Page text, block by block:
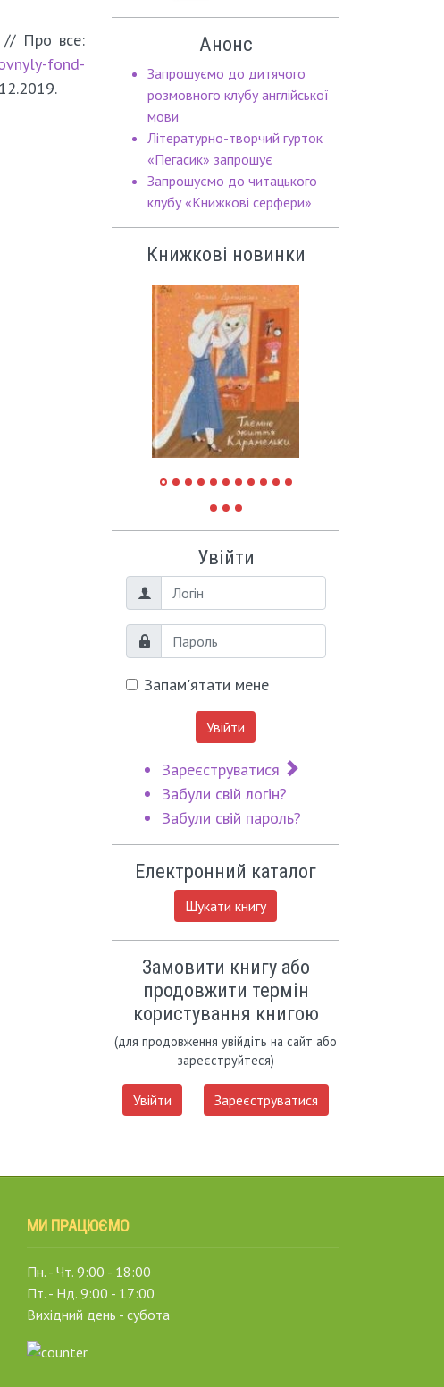
// Про все:
fond-
Анонс
Запрошуємо до дитячого
розмовного клубу англійської
мови
Літературно-творчий гурток
«Пегасик» запрошує
Запрошуємо до читацького
клубу «Книжкові серфери»
Книжкові новинки
Увійти
Логін
Пароль
Запам'ятати мене
Увійти
Зареєструватися
Забули свій логін?
Забули свій пароль?
Електронний каталог
Шукати книгу
Замовити книгу або
продовжити термін
користування книгою
(для продовження увійдіть на сайт або
зареєструйтеся)
Увійти Зареєструватися
МИ ПРАЦЮЄМО
Пн. - Чт. 9:00 - 18:00
Пт. - Нд. 9:00 - 17:00
Вихідний день - субота